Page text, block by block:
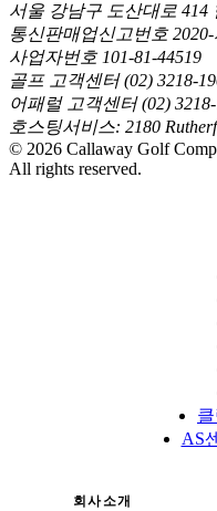
서울 강남구 도산대로 414
통신판매업신고번호
사업자번호 101-81-44519
골프 고객센터 (02) 3218-
어패럴 고객센터 (02)
호스팅서비스: 2180
© 2026 Callaway Golf
All rights reserved.
AS
회사소개